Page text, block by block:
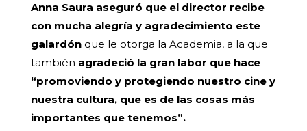
Anna Saura aseguró que el director recibe
con mucha alegría y agradecimiento este
galardónque le otorga la Academia, a la que
también agradeció la gran labor que hace
“promoviendo y protegiendo nuestro cine y
nuestra cultura, que es de las cosas más
importantes que tenemos”.